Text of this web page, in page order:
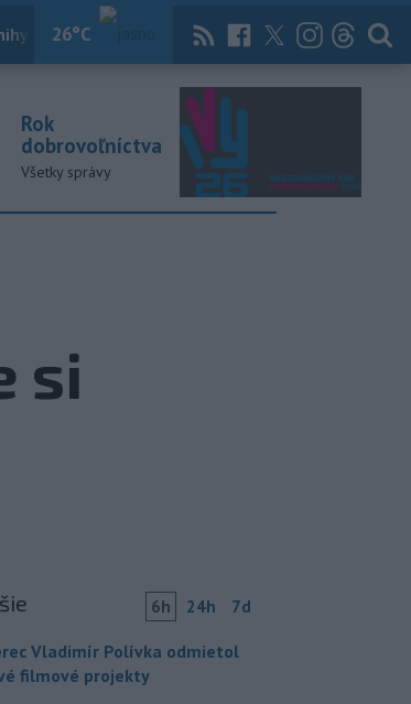
26°C
Útulkovo Magazín News Now Archív
Rok
dobrovoľníctva
Všetky správy
si
6h 24h 7d
Vladimír Polívka odmietol
filmové projekty